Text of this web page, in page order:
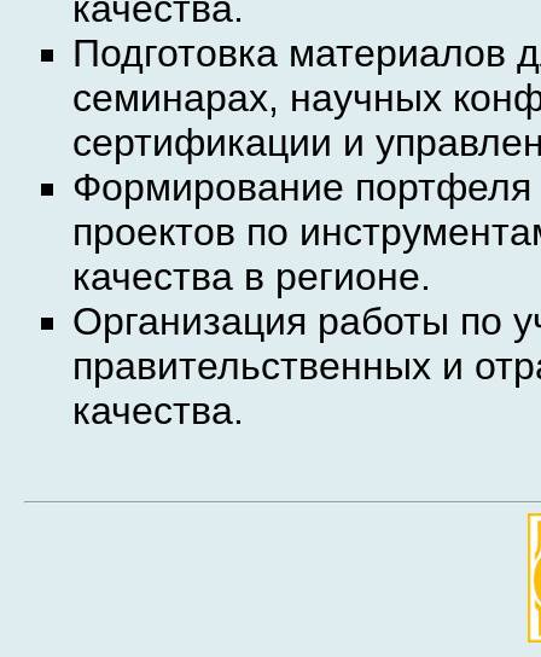
Подготовка материалов
семинарах, научных
сертификации и
Формирование портфеля
проектов по
качества в регионе.
Организация работы по
правительственных и
качества.